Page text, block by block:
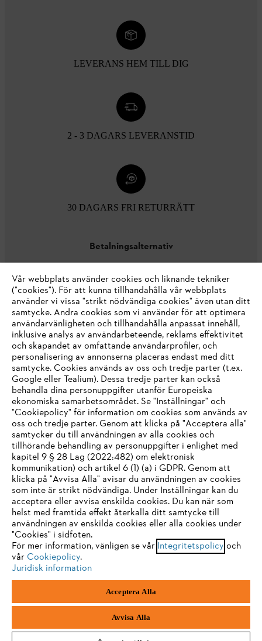
LEVERANS HEM TILL DIG
2 - 3 DAGARS LEVERANSTID
30 DAGARS FRI RETURRÄTT
Betalningsalternativ
Företaget
STIHL FAQ
Service
Allmänna villkor och bestämmelser
Integritetspolicy
Juridisk information
Box 3062
IHR BROWSER WIRD NICHT
UNTERSTÜTZT
Sie nutzen einen Browser, den wir noch nicht unterstützen. Für
eine optimale Nutzung unserer Seite empfehlen wir Ihnen, zu
einem der folgenden Browser zu wechseln:
Firefox Chrome
Vår webbplats använder cookies och liknande tekniker
("cookies"). För att kunna tillhandahålla vår webbplats
använder vi vissa "strikt nödvändiga cookies" även utan ditt
samtycke. Andra cookies som vi använder för att optimera
användarvänligheten och tillhandahålla anpassat innehåll,
inklusive analys av användarbeteende, reklams effektivitet
och skapandet av omfattande användarprofiler, och
personalisering av annonserna placeras endast med ditt
samtycke. Cookies används av oss och tredje parter (t.ex.
Google eller Tealium). Dessa tredje parter kan också
behandla dina personuppgifter utanför Europeiska
ekonomiska samarbetsområdet. Se "Inställningar" och
"Cookiepolicy" för information om cookies som används av
oss och tredje parter. Genom att klicka på "Acceptera alla"
samtycker du till användningen av alla cookies och
tillhörande behandling av personuppgifter i enlighet med
kapitel 9 § 28 Lag (2022:482) om elektronisk
kommunikation) och artikel 6 (1) (a) i GDPR. Genom att
klicka på "Avvisa Alla" avisar du användningen av cookies
som inte är strikt nödvändiga. Under Inställningar kan du
acceptera eller avvisa enskilda cookies. Du kan när som
helst med framtida effekt återkalla ditt samtycke till
användningen av enskilda cookies eller alla cookies under
"Cookies" i sidfoten.
För mer information, vänligen se vår Integritetspolicy och
vår Cookiepolicy.
Juridisk information
Acceptera Alla
Avvisa Alla